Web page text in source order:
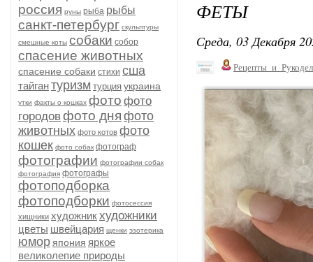
россия руны рыба рыбы
санкт-петербург скульптуры
смешные коты собаки собор
спасение животных
спасение собаки стихи сша
тайгантуризм турция украина
утки факты о кошках фото фото
городовфото дня фото
животных фото котов фото
кошек фото собак фотограф
фотографии фотографии собак
фотография фотографы
фотоподборка
фотоподборки фотосессия
хищники художникхудожники
цветы швейцария щенки эзотерика
юмор япония яркое
великолепие природы
ФЕТЫ
Среда, 03 Декабря